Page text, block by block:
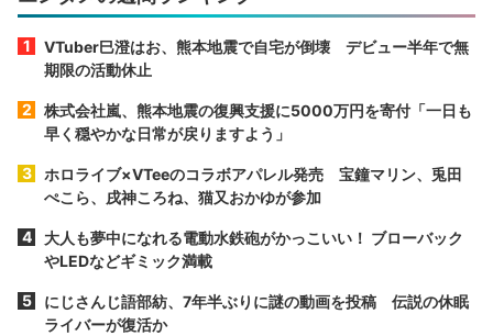
VTuber巳澄はお、熊本地震で自宅が倒壊 デビュー半年で無
期限の活動休止
株式会社嵐、熊本地震の復興支援に5000万円を寄付「一日も
早く穏やかな日常が戻りますよう」
ホロライブ×VTeeのコラボアパレル発売 宝鐘マリン、兎田
ぺこら、戌神ころね、猫又おかゆが参加
大人も夢中になれる電動水鉄砲がかっこいい！ ブローバック
やLEDなどギミック満載
にじさんじ語部紡、7年半ぶりに謎の動画を投稿 伝説の休眠
ライバーが復活か